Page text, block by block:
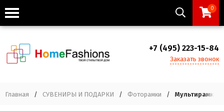
0
+7 (495) 223-15-84
Заказать звонок
Главная / СУВЕНИРЫ И ПОДАРКИ / Фоторамки / Мультирамка